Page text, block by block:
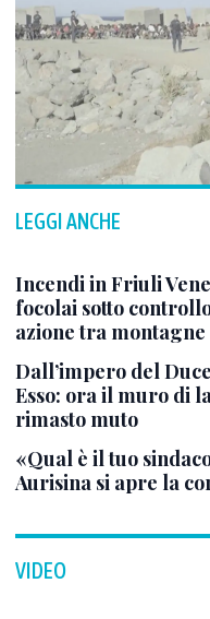
LEGGI ANCHE
Incendi in Friuli
focolai sotto
azione tra montagne
Dall’impero del
Esso: ora il muro di
rimasto muto
«Qual è il tuo
Aurisina si apre la
VIDEO